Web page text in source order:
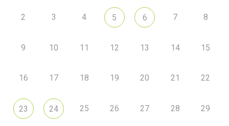
2 3 4 5 6 7 8
9 10 11 12 13 14 15
16 17 18 19 20 21 22
23 24 25 26 27 28 29